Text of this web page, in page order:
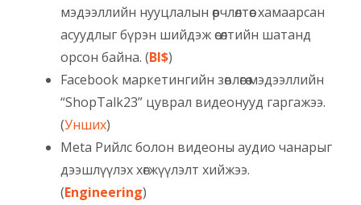
мэдээллийн нууцлалын өөрчлөлтөөс хамаарсан
асуудлыг бүрэн шийдэж өсөлтийн шатанд
орсон байна. (BI$)
Facebook маркетингийн зөвлөгөө мэдээллийн
“ShopTalk23” цуврал видеонууд гаргажээ.
(Унших)
Meta Рийлс болон видеоны аудио чанарыг
дээшлүүлэх хөгжүүлэлт хийжээ.
(Engineering)